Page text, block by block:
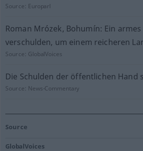
Source: Europarl
Roman Mrózek, Bohumín: Ein
verschulden, um einem reicheren
Source: GlobalVoices
Die Schulden der öffentlichen Hand
Source: News-Commentary
Source
GlobalVoices